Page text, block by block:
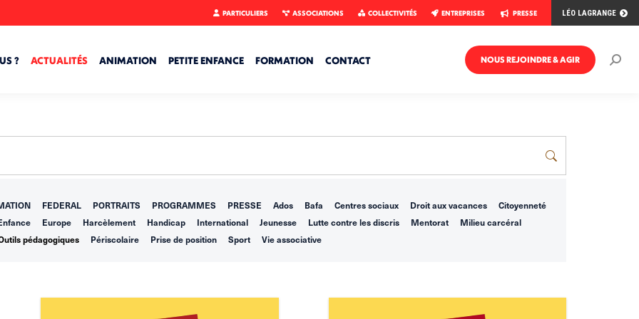
PARTICULIERS ASSOCIATIONS COLLECTIVITÉS ENTREPRISES PRESSE LÉO LAGRANGE
? ACTUALITÉS ANIMATION PETITE ENFANCE FORMATION CONTACT NOUS REJOINDRE & AGIR
FEDERAL PORTRAITS PROGRAMMES PRESSE Ados Bafa Centres sociaux Droit aux vacances
Citoyenneté
Europe Harcèlement Handicap International Jeunesse Lutte contre les discris Mentorat
Milieu carcéral
pédagogiques
Périscolaire Prise de position Sport Vie associative